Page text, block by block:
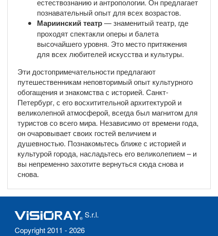
естествознанию и антропологии. Он предлагает
познавательный опыт для всех возрастов.
Мариинский театр— знаменитый театр, где
проходят спектакли оперы и балета
высочайшего уровня. Это место притяжения
для всех любителей искусства и культуры.
Эти достопримечательности предлагают
путешественникам неповторимый опыт культурного
обогащения и знакомства с историей. Санкт-
Петербург, с его восхитительной архитектурой и
великолепной атмосферой, всегда был магнитом для
туристов со всего мира. Независимо от времени года,
он очаровывает своих гостей величием и
душевностью. Познакомьтесь ближе с историей и
культурой города, насладьтесь его великолепием – и
вы непременно захотите вернуться сюда снова и
снова.
S.r.l.
Copyright 2011 - 2026